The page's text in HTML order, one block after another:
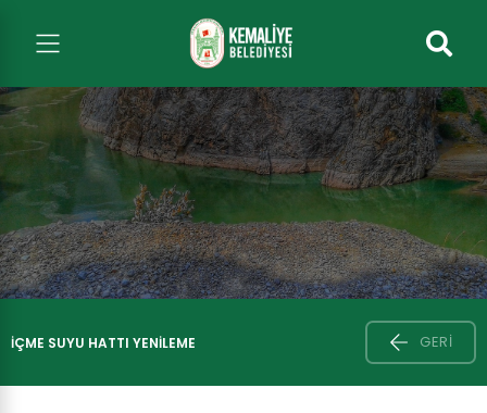
İÇME SUYU HATTI YENİLEME GERI